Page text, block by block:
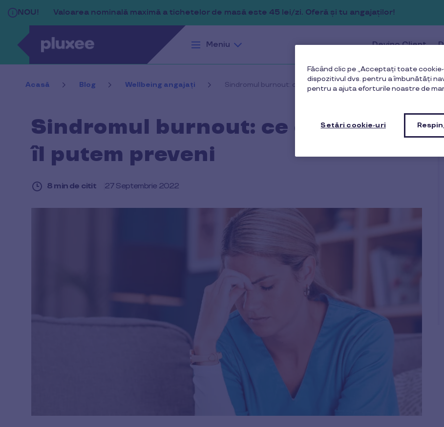
Sari la conținutul principal
Meniu Devino Client
Acasă Blog Wellbeing angajați Sindromul burnout: ce este și cum îl putem preveni
Sindromul burnout: ce este și cum
îl putem preveni
8 min de citit 27 Septembrie 2022
NOU! Valoarea nominală maximă a tichetelor de masă este 45 lei/zi. Oferă și tu angajaților!
Făcând clic pe „Acceptați toate
dispozitivul dvs. pentru a îmbunătăți
pentru a ajuta eforturile noastre de
Setări cookie-uri